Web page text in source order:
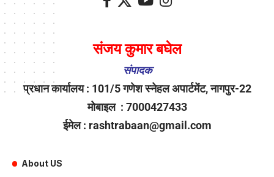
संजय कुमार बघेल
संपादक
प्रधान कार्यालय : 101/5 गणेश स्नेहल अपार्टमेंट, नागपुर-22
मोबाइल : 7000427433
ईमेल : rashtrabaan@gmail.com
About US